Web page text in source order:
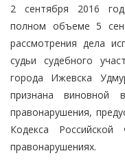
2 сентября 2016
полном объеме 5
рассмотрения дела
судьи судебного
города Ижевска
признана виновной
правонарушения,
Кодекса Российской
правонарушениях.